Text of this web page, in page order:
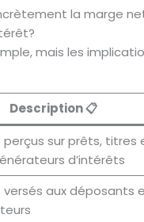
la marge
mais les
Description 📋
sur prêts, titres
d’intérêts
aux déposants